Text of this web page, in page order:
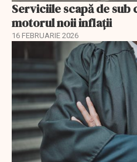
Serviciile scapă de
motorul noii inflații
16 FEBRUARIE 2026